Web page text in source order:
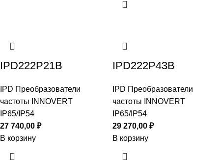
IPD222P21B
IPD Преобразователи
частоты INNOVERT
IP65/IP54
27 740,00 ₽
В корзину
IPD222P43B
IPD Преобразователи
частоты INNOVERT
IP65/IP54
29 270,00 ₽
В корзину